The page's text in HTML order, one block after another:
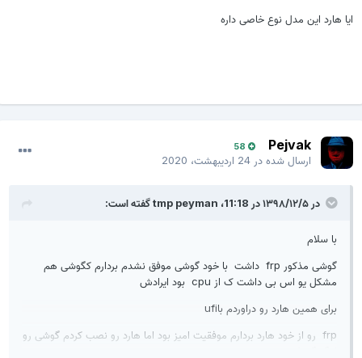
ایا هارد این مدل نوع خاصی داره
Pejvak
58
ارسال شده در24 اردیبهشت، 2020
در ۱۳۹۸/۱۲/۵ در 11:18، tmp peymanگفته است:
با سلام
گوشی مذکور frp داشت با خود گوشی موفق نشدم بردارم کگوشی هم
مشکل یو اس بی داشت ک از cpu بود ایرادش
برای همین هارد رو دراوردم باufi
frp رو از خود هارد بردارم موفقیت امیز بود اما هارد رو نصب کردم گوشی رو